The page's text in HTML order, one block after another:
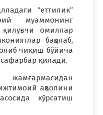
“еттилик”
муаммонинг
қилувчи омиллар
баҳолаб,
чиқиш бўйича
қилади.
аҳволини
кўрсатиш